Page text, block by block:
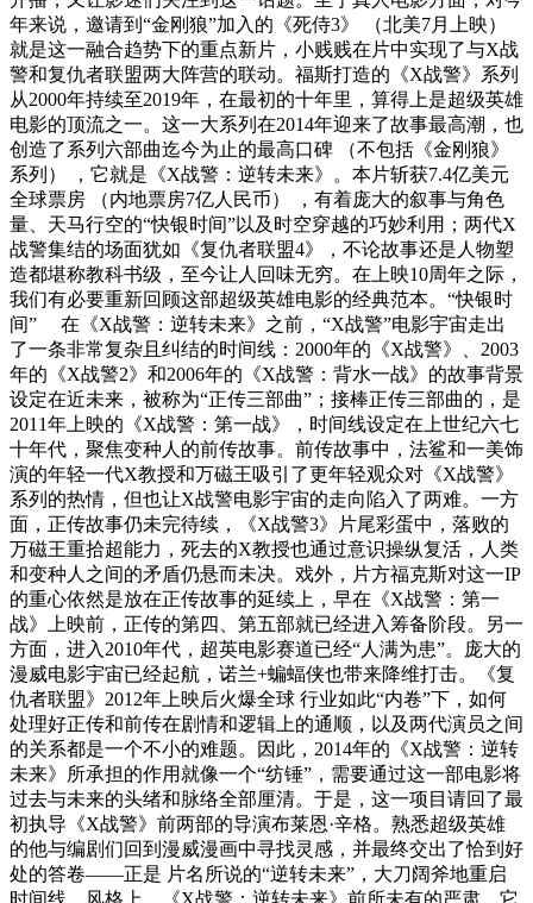
年来说，邀请到“金刚狼”加入的《死侍3》 （北美7月上映）
就是这一融合趋势下的重点新片，小贱贱在片中实现了与X战
警和复仇者联盟两大阵营的联动。‍‍福斯打造的《X战警》系列
从2000年持续至2019年，在最初的十年里，算得上是超级英雄
电影的顶流之一。这一大系列在2014年迎来了故事最高潮，也
创造了系列六部曲迄今为止的最高口碑 （不包括《金刚狼》
系列） ，它就是《X战警：逆转未来》。本片斩获7.4亿美元
全球票房 （内地票房7亿人民币） ，有着庞大的叙事与角色
量、天马行空的“快银时间”以及时空穿越的巧妙利用；两代X
战警集结的场面犹如《复仇者联盟4》，不论故事还是人物塑
造都堪称教科书级，至今让人回味无穷。在上映10周年之际，
我们有必要重新回顾这部超级英雄电影的经典范本。“快银时
间” ‍ ‍ ‍ ‍ ‍在《X战警：逆转未来》之前，“X战警”电影宇宙走出
了一条非常复杂且纠结的时间线：2000年的《X战警》、2003
年的《X战警2》和2006年的《X战警：背水一战》的故事背景
设定在近未来，被称为“正传三部曲”；接棒正传三部曲的，是
2011年上映的《X战警：第一战》，时间线设定在上世纪六七
十年代，聚焦变种人的前传故事。前传故事中，法鲨和一美饰
演的年轻一代X教授和万磁王吸引了更年轻观众对《X战警》
系列的热情，但也让X战警电影宇宙的走向陷入了两难。一方
面，正传故事仍未完待续，《X战警3》片尾彩蛋中，落败的
万磁王重拾超能力，死去的X教授也通过意识操纵复活，人类
和变种人之间的矛盾仍悬而未决。戏外，片方福克斯对这一IP
的重心依然是放在正传故事的延续上，早在《X战警：第一
战》上映前，正传的第四、第五部就已经进入筹备阶段。另一
方面，进入2010年代，超英电影赛道已经“人满为患”。庞大的
漫威电影宇宙已经起航，诺兰+蝙蝠侠也带来降维打击。《复
仇者联盟》2012年上映后火爆全球 ‍行业如此“内卷”下，如何
处理好正传和前传在剧情和逻辑上的通顺，以及两代演员之间
的关系都是一个不小的难题。因此，2014年的《X战警：逆转
未来》所承担的作用就像一个“纺锤”，需要通过这一部电影将
过去与未来的头绪和脉络全部厘清。于是，这一项目请回了最
初执导《X战警》前两部的导演布莱恩·辛格。熟悉超级英雄
的他与编剧们回到漫威漫画中寻找灵感，并最终交出了恰到好
处的答卷——正是 片名所说的“逆转未来”，大刀阔斧地重启
时间线。风格上，《X战警：逆转未来》前所未有的严肃，它